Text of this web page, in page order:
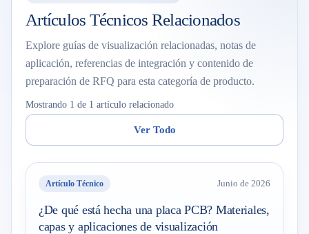
Artículos Técnicos Relacionados
Explore guías de visualización relacionadas, notas de
aplicación, referencias de integración y contenido de
preparación de RFQ para esta categoría de producto.
Mostrando 1 de 1 artículo relacionado
Ver Todo
Artículo Técnico Junio de 2026
¿De qué está hecha una placa PCB? Materiales,
capas y aplicaciones de visualización